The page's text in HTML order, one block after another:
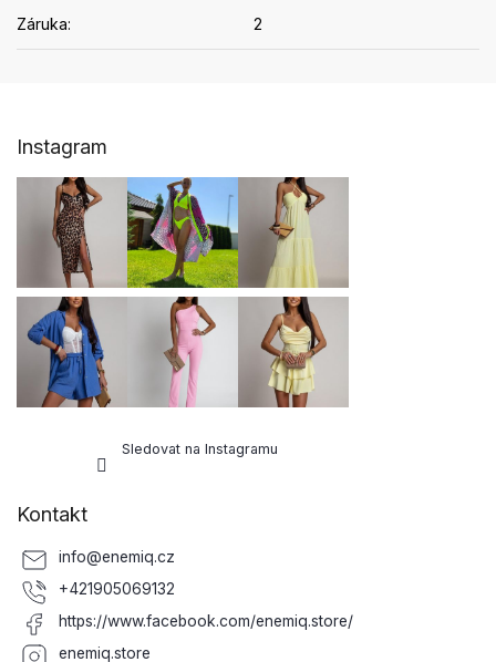
Záruka: 2
Instagram
Sledovat na Instagramu
Kontakt
info@enemiq.cz
+421905069132
https://www.facebook.com/enemiq.store/
enemiq.store